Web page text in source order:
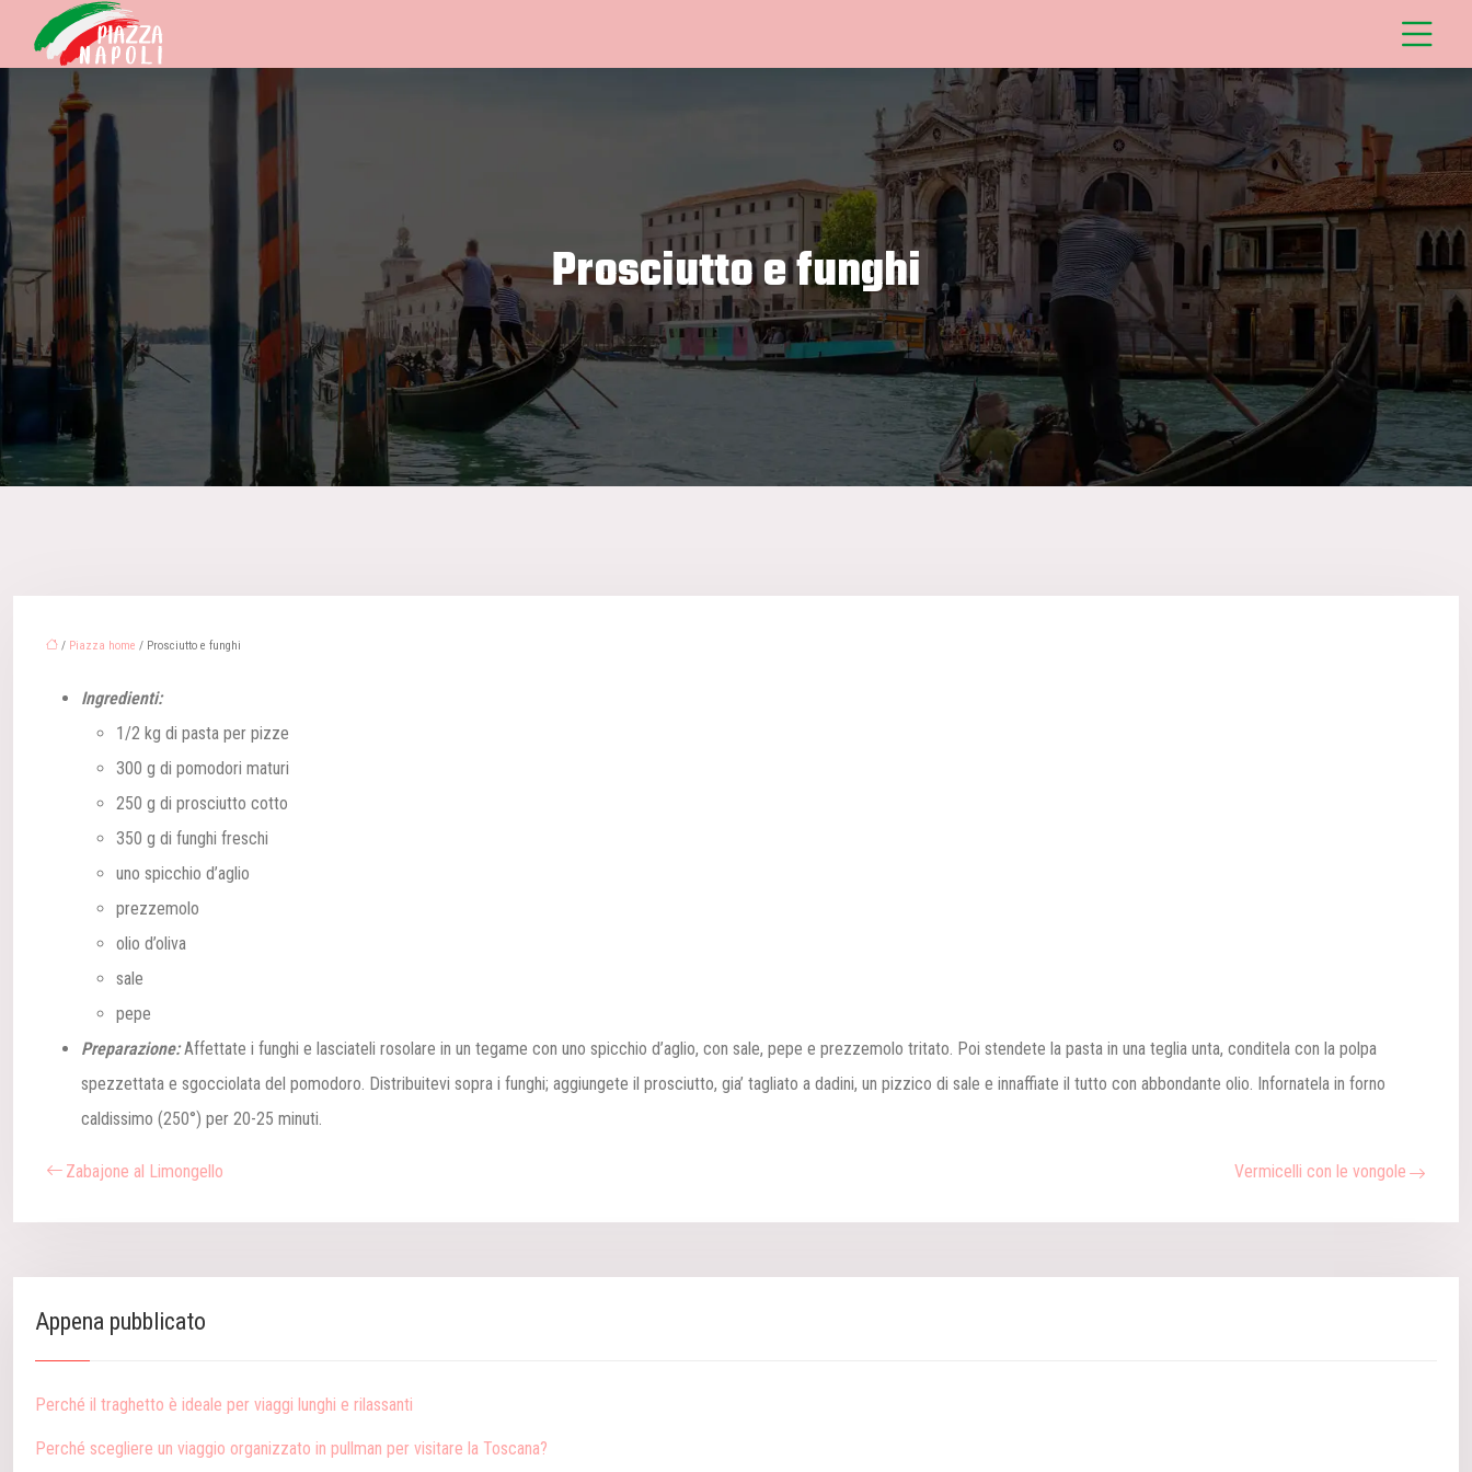
Prosciutto e funghi
/ Piazza home / Prosciutto e funghi
Ingredienti:
1/2 kg di pasta per pizze
300 g di pomodori maturi
250 g di prosciutto cotto
350 g di funghi freschi
uno spicchio d’aglio
prezzemolo
olio d’oliva
sale
pepe
Preparazione:Affettate i funghi e lasciateli rosolare in un tegame con uno spicchio d’aglio, con sale, pepe e prezzemolo tritato. Poi stendete la pasta in una teglia unta, conditela con la polpa
spezzettata e sgocciolata del pomodoro. Distribuitevi sopra i funghi; aggiungete il prosciutto, gia’ tagliato a dadini, un pizzico di sale e innaffiate il tutto con abbondante olio. Infornatela in forno
caldissimo (250°) per 20-25 minuti.
Zabajone al Limongello Vermicelli con le vongole
Appena pubblicato
Perché il traghetto è ideale per viaggi lunghi e rilassanti
Perché scegliere un viaggio organizzato in pullman per visitare la Toscana?